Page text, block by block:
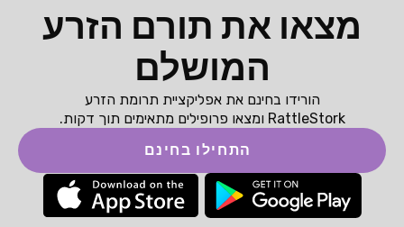
מצאו את תורם הזרע
המושלם
הורידו בחינם את אפליקציית תרומת הזרע
RattleStork ומצאו פרופילים מתאימים תוך דקות.
התחילו בחינם